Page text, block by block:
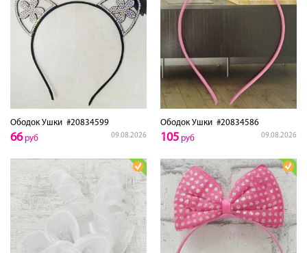
Ободок Ушки #20834599
09.08.2026
66руб
Ободок Ушки #20834586
09.08.2026
105 руб